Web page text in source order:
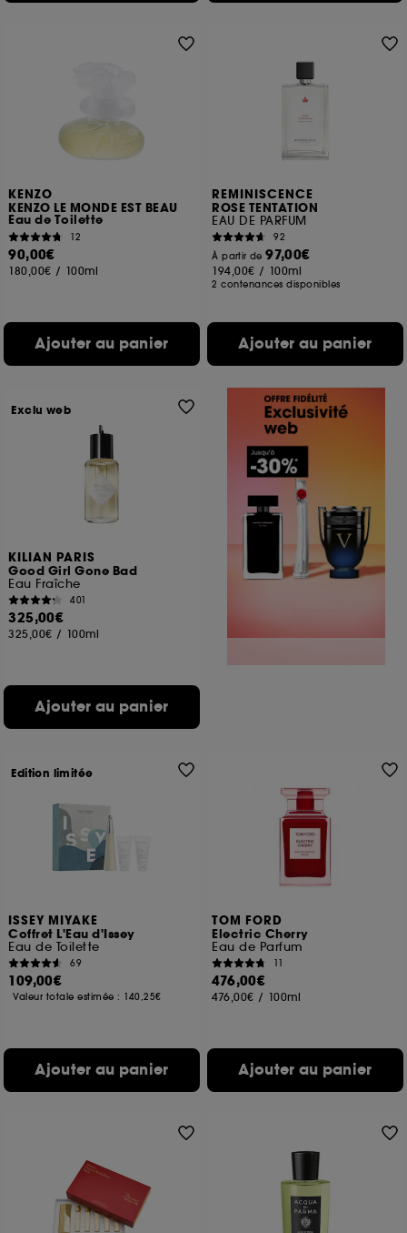
KENZO
KENZO LE MONDE EST BEAU
Eau de Toilette
12
90,00€
180,00€ / 100ml
Ajouter au panier
REMINISCENCE
ROSE TENTATION
EAU DE PARFUM
92
À partir de97,00€
194,00€ / 100ml
2 contenances disponibles
Ajouter au panier
KILIAN PARIS
Good Girl Gone Bad
Eau Fraîche
401
325,00€
325,00€ / 100ml
Ajouter au panier
Exclu web
ISSEY MIYAKE
Coffret L'Eau d'Issey
Eau de Toilette
69
109,00€
Valeur totale estimée : 140,25€
Ajouter au panier
Edition limitée
TOM FORD
Electric Cherry
Eau de Parfum
11
476,00€
476,00€ / 100ml
Ajouter au panier